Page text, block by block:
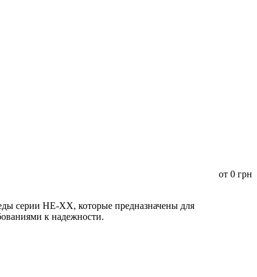
от 0 грн
серии HE-XX, которые предназначены для
к надежности.